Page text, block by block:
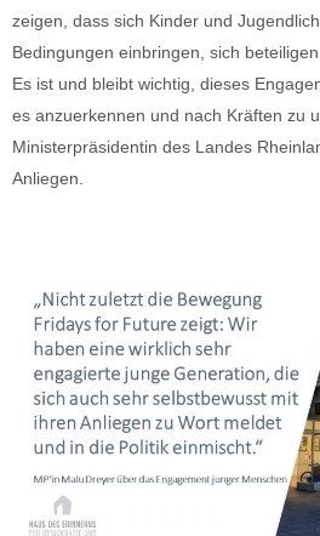
zeigen, dass sich Kinder und
Bedingungen einbringen, sich
Es ist und bleibt wichtig, dieses
es anzuerkennen und nach Kräften zu
Ministerpräsidentin des Landes
Anliegen.